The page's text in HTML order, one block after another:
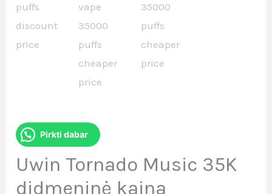
Pirkti dabar
Uwin Tornado Music 35K
didmeninė kaina